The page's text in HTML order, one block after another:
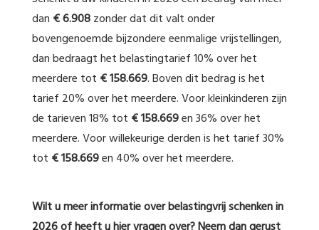
dan € 6.908zonder dat dit valt onder
bovengenoemde bijzondere eenmalige vrijstellingen,
dan bedraagt het belastingtarief 10% over het
meerdere tot € 158.669. Boven dit bedrag is het
tarief 20% over het meerdere. Voor kleinkinderen zijn
de tarieven 18% tot € 158.669en 36% over het
meerdere. Voor willekeurige derden is het tarief 30%
tot € 158.669en 40% over het meerdere.
Wilt u meer informatie over belastingvrij schenken in